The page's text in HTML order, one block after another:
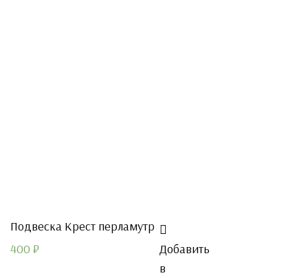
Подвеска Крест перламутр
400 ₽
Добавить
в